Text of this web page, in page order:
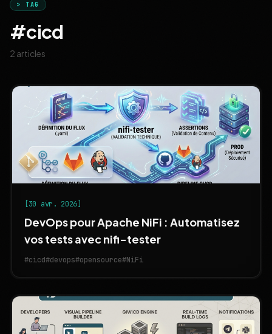
> TAG
#cicd
2 articles
[30 avr. 2026]
DevOps pour Apache NiFi : Automatisez
vos tests avec nifi-tester
#cicd#devops#opensource#NiFi